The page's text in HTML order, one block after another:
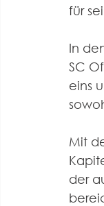
für
In
SC
eins
Mit
der